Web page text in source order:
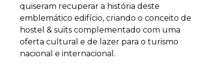
quiseram recuperar a história deste
emblemático edifício, criando o conceito de
hostel & suits complementado com uma
oferta cultural e de lazer para o turismo
nacional e internacional.